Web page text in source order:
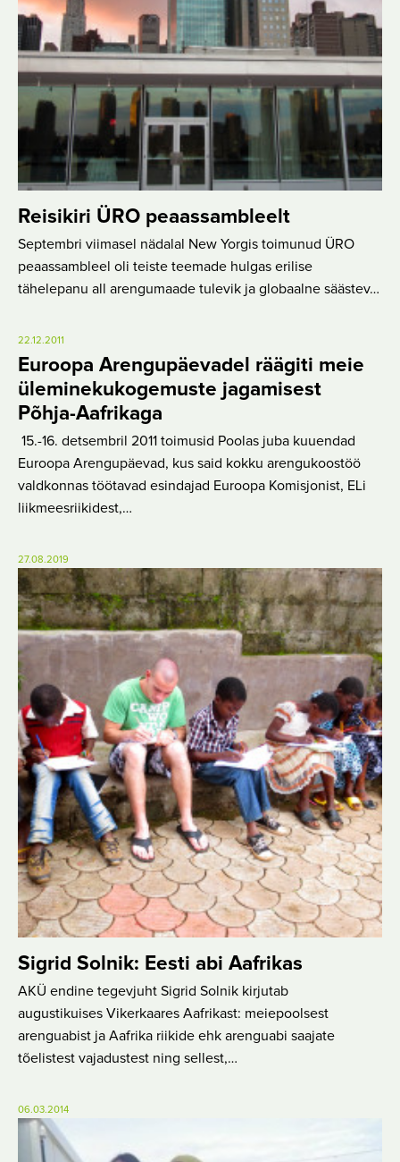
Reisikiri ÜRO peaassambleelt
Septembri viimasel nädalal New Yorgis toimunud ÜRO
peaassambleel oli teiste teemade hulgas erilise
tähelepanu all arengumaade tulevik ja globaalne säästev…
22.12.2011
Euroopa Arengupäevadel räägiti meie
üleminekukogemuste jagamisest
Põhja-Aafrikaga
15.-16. detsembril 2011 toimusid Poolas juba kuuendad
Euroopa Arengupäevad, kus said kokku arengukoostöö
valdkonnas töötavad esindajad Euroopa Komisjonist, ELi
liikmeesriikidest,…
27.08.2019
Sigrid Solnik: Eesti abi Aafrikas
AKÜ endine tegevjuht Sigrid Solnik kirjutab
augustikuises Vikerkaares Aafrikast: meiepoolsest
arenguabist ja Aafrika riikide ehk arenguabi saajate
tõelistest vajadustest ning sellest,…
06.03.2014